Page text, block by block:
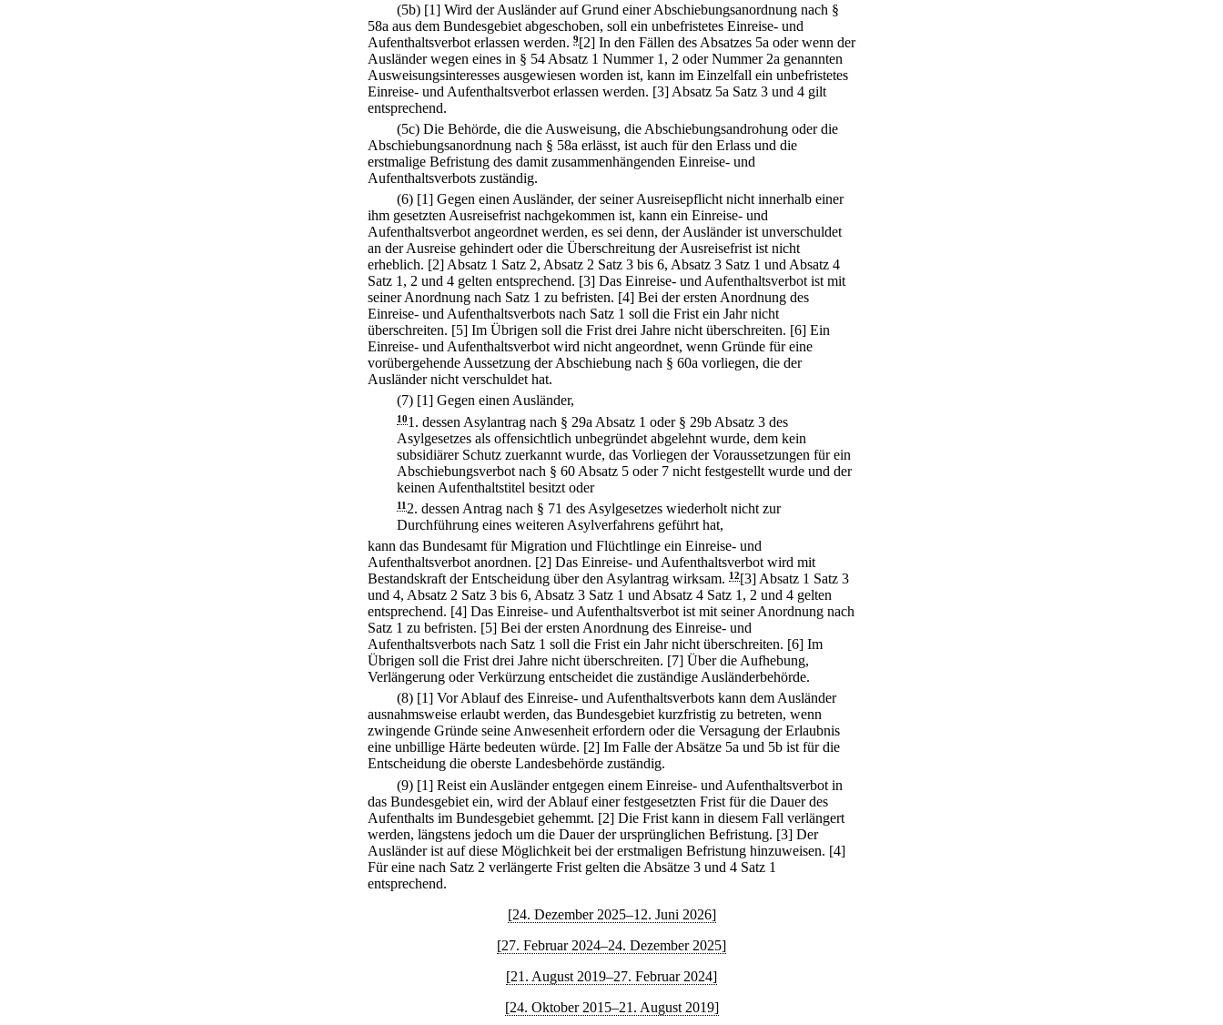
(5b) [1] Wird der Ausländer auf Grund einer Abschiebungsanordnung nach §
58a aus dem Bundesgebiet abgeschoben, soll ein unbefristetes Einreise- und
Aufenthaltsverbot erlassen werden. 9[2] In den Fällen des Absatzes 5a oder wenn der
Ausländer wegen eines in § 54 Absatz 1 Nummer 1, 2 oder Nummer 2a genannten
Ausweisungsinteresses ausgewiesen worden ist, kann im Einzelfall ein unbefristetes
Einreise- und Aufenthaltsverbot erlassen werden. [3] Absatz 5a Satz 3 und 4 gilt
entsprechend.
(5c) Die Behörde, die die Ausweisung, die Abschiebungsandrohung oder die
Abschiebungsanordnung nach § 58a erlässt, ist auch für den Erlass und die
erstmalige Befristung des damit zusammenhängenden Einreise- und
Aufenthaltsverbots zuständig.
(6) [1] Gegen einen Ausländer, der seiner Ausreisepflicht nicht innerhalb einer
ihm gesetzten Ausreisefrist nachgekommen ist, kann ein Einreise- und
Aufenthaltsverbot angeordnet werden, es sei denn, der Ausländer ist unverschuldet
an der Ausreise gehindert oder die Überschreitung der Ausreisefrist ist nicht
erheblich. [2] Absatz 1 Satz 2, Absatz 2 Satz 3 bis 6, Absatz 3 Satz 1 und Absatz 4
Satz 1, 2 und 4 gelten entsprechend. [3] Das Einreise- und Aufenthaltsverbot ist mit
seiner Anordnung nach Satz 1 zu befristen. [4] Bei der ersten Anordnung des
Einreise- und Aufenthaltsverbots nach Satz 1 soll die Frist ein Jahr nicht
überschreiten. [5] Im Übrigen soll die Frist drei Jahre nicht überschreiten. [6] Ein
Einreise- und Aufenthaltsverbot wird nicht angeordnet, wenn Gründe für eine
vorübergehende Aussetzung der Abschiebung nach § 60a vorliegen, die der
Ausländer nicht verschuldet hat.
(7) [1] Gegen einen Ausländer,
101. dessen Asylantrag nach § 29a Absatz 1 oder § 29b Absatz 3 des
Asylgesetzes als offensichtlich unbegründet abgelehnt wurde, dem kein
subsidiärer Schutz zuerkannt wurde, das Vorliegen der Voraussetzungen für ein
Abschiebungsverbot nach § 60 Absatz 5 oder 7 nicht festgestellt wurde und der
keinen Aufenthaltstitel besitzt oder
11 2. dessen Antrag nach § 71 des Asylgesetzes wiederholt nicht zur
Durchführung eines weiteren Asylverfahrens geführt hat,
kann das Bundesamt für Migration und Flüchtlinge ein Einreise- und
Aufenthaltsverbot anordnen. [2] Das Einreise- und Aufenthaltsverbot wird mit
Bestandskraft der Entscheidung über den Asylantrag wirksam. 12[3] Absatz 1 Satz 3
und 4, Absatz 2 Satz 3 bis 6, Absatz 3 Satz 1 und Absatz 4 Satz 1, 2 und 4 gelten
entsprechend. [4] Das Einreise- und Aufenthaltsverbot ist mit seiner Anordnung nach
Satz 1 zu befristen. [5] Bei der ersten Anordnung des Einreise- und
Aufenthaltsverbots nach Satz 1 soll die Frist ein Jahr nicht überschreiten. [6] Im
Übrigen soll die Frist drei Jahre nicht überschreiten. [7] Über die Aufhebung,
Verlängerung oder Verkürzung entscheidet die zuständige Ausländerbehörde.
(8) [1] Vor Ablauf des Einreise- und Aufenthaltsverbots kann dem Ausländer
ausnahmsweise erlaubt werden, das Bundesgebiet kurzfristig zu betreten, wenn
zwingende Gründe seine Anwesenheit erfordern oder die Versagung der Erlaubnis
eine unbillige Härte bedeuten würde. [2] Im Falle der Absätze 5a und 5b ist für die
Entscheidung die oberste Landesbehörde zuständig.
(9) [1] Reist ein Ausländer entgegen einem Einreise- und Aufenthaltsverbot in
das Bundesgebiet ein, wird der Ablauf einer festgesetzten Frist für die Dauer des
Aufenthalts im Bundesgebiet gehemmt. [2] Die Frist kann in diesem Fall verlängert
werden, längstens jedoch um die Dauer der ursprünglichen Befristung. [3] Der
Ausländer ist auf diese Möglichkeit bei der erstmaligen Befristung hinzuweisen. [4]
Für eine nach Satz 2 verlängerte Frist gelten die Absätze 3 und 4 Satz 1
entsprechend.
[24. Dezember 2025–12. Juni 2026]
[27. Februar 2024–24. Dezember 2025]
[21. August 2019–27. Februar 2024]
[24. Oktober 2015–21. August 2019]